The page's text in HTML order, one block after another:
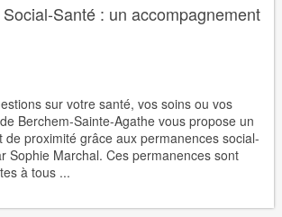
Santé : un accompagnement
sur votre santé, vos soins ou vos
Berchem-Sainte-Agathe vous propose un
de proximité grâce aux permanences social-
Sophie Marchal. Ces permanences sont
à tous ...